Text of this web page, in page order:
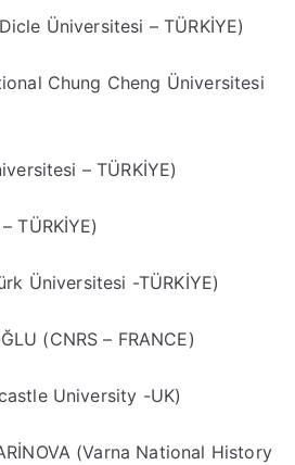
Üniversitesi – TÜRKİYE)
Chung Cheng Üniversitesi
– TÜRKİYE)
TÜRKİYE)
Üniversitesi -TÜRKİYE)
(CNRS – FRANCE)
University -UK)
(Varna National History